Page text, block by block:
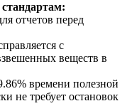
отчетов перед
с
веществ в
времени полезной
не требует остановок